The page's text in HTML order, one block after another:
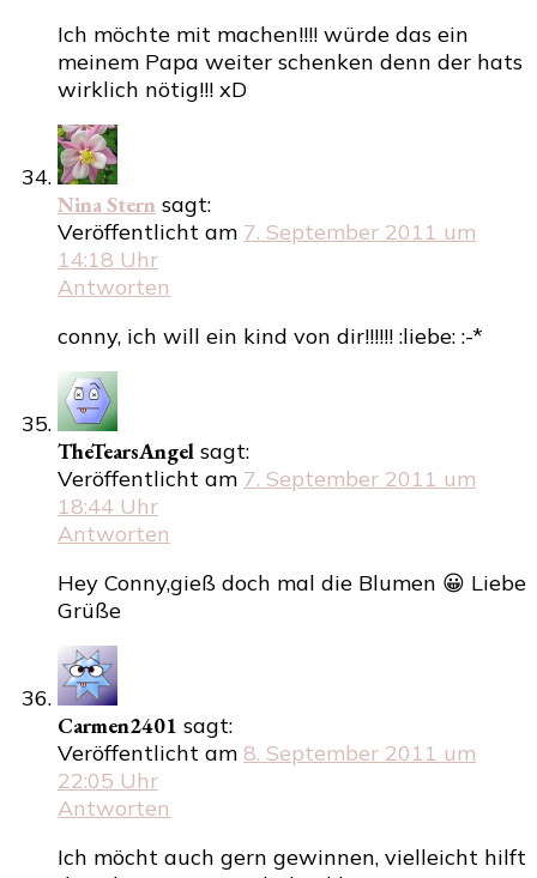
Ich möchte mit machen!!!! würde das ein
meinem Papa weiter schenken denn der hats
wirklich nötig!!! xD
Nina Stern sagt:
Veröffentlicht am 7. September 2011 um
14:18 Uhr
Antworten
conny, ich will ein kind von dir!!!!!! :liebe: :-*
TheTearsAngel sagt:
Veröffentlicht am 7. September 2011 um
18:44 Uhr
Antworten
Hey Conny,gieß doch mal die Blumen 😀 Liebe
Grüße
Carmen2401 sagt:
Veröffentlicht am 8. September 2011 um
22:05 Uhr
Antworten
Ich möcht auch gern gewinnen, vielleicht hilft